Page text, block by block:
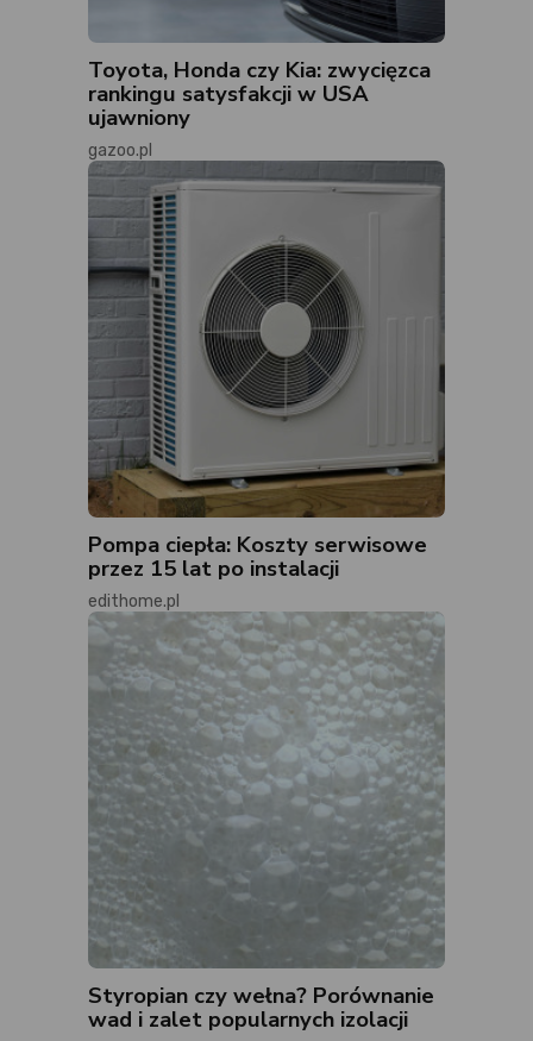
Toyota, Honda czy Kia: zwycięzca
rankingu satysfakcji w USA
ujawniony
gazoo.pl
Pompa ciepła: Koszty serwisowe
przez 15 lat po instalacji
edithome.pl
Styropian czy wełna? Porównanie
wad i zalet popularnych izolacji